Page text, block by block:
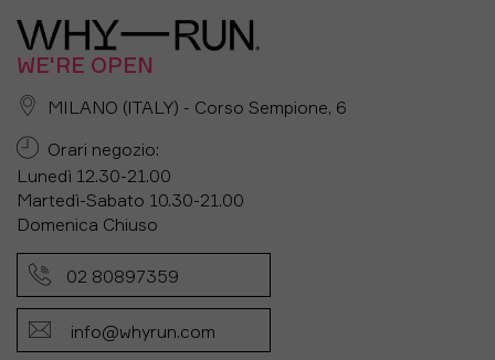
WE'RE OPEN
MILANO (ITALY) - Corso Sempione, 6
Orari negozio:
Lunedì 12.30-21.00
Martedì-Sabato 10.30-21.00
Domenica Chiuso
02 80897359
info@whyrun.com